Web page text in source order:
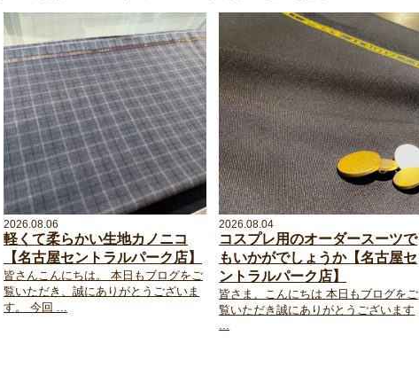
2026.08.06
軽くて柔らかい生地カノニコ
【名古屋セントラルパーク店】
皆さんこんにちは。 本日もブログをご
覧いただき、誠にありがとうございま
す。 今回 ...
2026.08.04
コスプレ用のオーダースーツで
もいかがでしょうか【名古屋セ
ントラルパーク店】
皆さま、こんにちは 本日もブログをご
覧いただき誠にありがとうございます
...